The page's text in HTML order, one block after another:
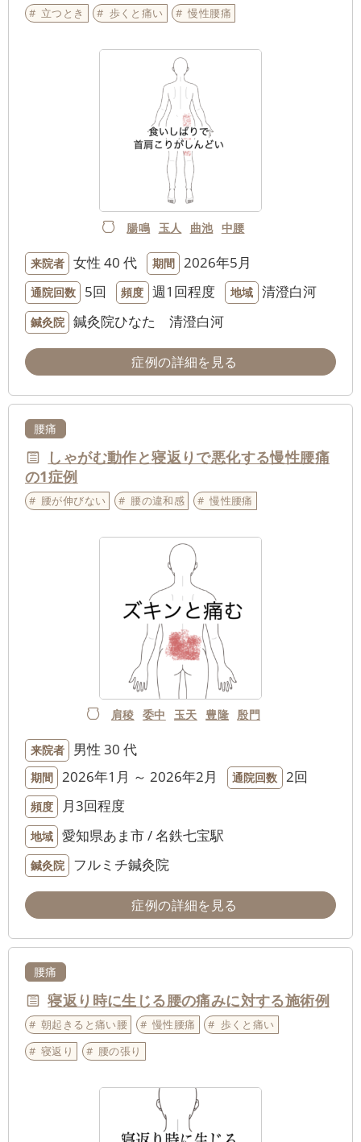
立つとき 歩くと痛い 慢性腰痛
腸鳴 玉人 曲池 中腰
来院者 女性 40 代 期間 2026年5月
通院回数 5回 頻度 週1回程度 地域 清澄白河
鍼灸院 鍼灸院ひなた 清澄白河
症例の詳細を見る
腰痛
しゃがむ動作と寝返りで悪化する慢性腰痛
の1症例
腰が伸びない 腰の違和感 慢性腰痛
肩稜 委中 玉天 豊隆 殷門
来院者 男性 30 代
期間 2026年1月 ～ 2026年2月 通院回数 2回
頻度 月3回程度
地域 愛知県あま市 / 名鉄七宝駅
鍼灸院 フルミチ鍼灸院
症例の詳細を見る
腰痛
寝返り時に生じる腰の痛みに対する施術例
朝起きると痛い腰 慢性腰痛
歩くと痛い
寝返り
腰の張り